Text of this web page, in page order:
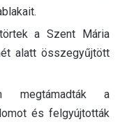
a Szent Mária
alatt összegyűjtött
megtámadták a
és felgyújtották